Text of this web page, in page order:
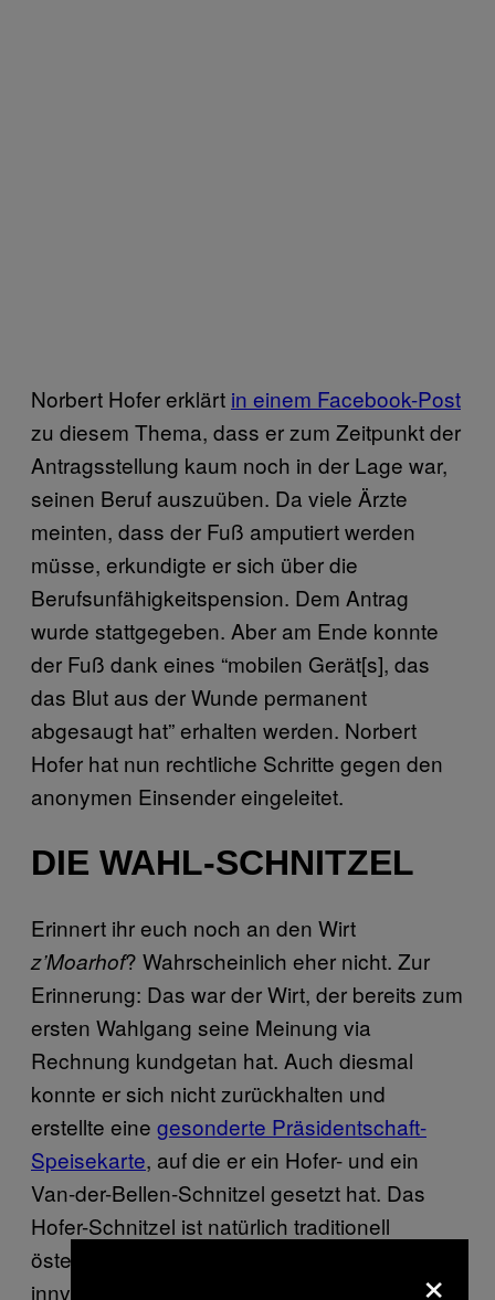
Norbert Hofer erklärt in einem Facebook-Post
zu diesem Thema, dass er zum Zeitpunkt der
Antragsstellung kaum noch in der Lage war,
seinen Beruf auszuüben. Da viele Ärzte
meinten, dass der Fuß amputiert werden
müsse, erkundigte er sich über die
Berufsunfähigkeitspension. Dem Antrag
wurde stattgegeben. Aber am Ende konnte
der Fuß dank eines “mobilen Gerät[s], das
das Blut aus der Wunde permanent
abgesaugt hat” erhalten werden. Norbert
Hofer hat nun rechtliche Schritte gegen den
anonymen Einsender eingeleitet.
DIE WAHL-SCHNITZEL
Erinnert ihr euch noch an den Wirt
z’Moarhof? Wahrscheinlich eher nicht. Zur
Erinnerung: Das war der Wirt, der bereits zum
ersten Wahlgang seine Meinung via
Rechnung kundgetan hat. Auch diesmal
konnte er sich nicht zurückhalten und
erstellte eine gesonderte Präsidentschaft-
Speisekarte, auf die er ein Hofer- und ein
Van-der-Bellen-Schnitzel gesetzt hat. Das
Hofer-Schnitzel ist natürlich traditionell
österreichisch, genauer gesagt
innviertlerisch, wie es früher bei der Oma
×